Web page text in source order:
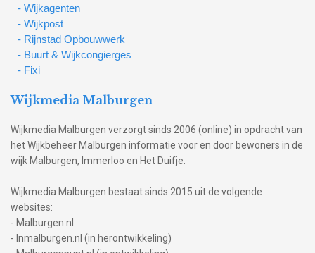
- Wijkagenten
- Wijkpost
- Rijnstad Opbouwwerk
- Buurt & Wijkcongierges
- Fixi
Wijkmedia Malburgen
Wijkmedia Malburgen verzorgt sinds 2006 (online) in opdracht van
het Wijkbeheer Malburgen informatie voor en door bewoners in de
wijk Malburgen, Immerloo en Het Duifje.
Wijkmedia Malburgen bestaat sinds 2015 uit de volgende
websites:
- Malburgen.nl
- Inmalburgen.nl (in herontwikkeling)